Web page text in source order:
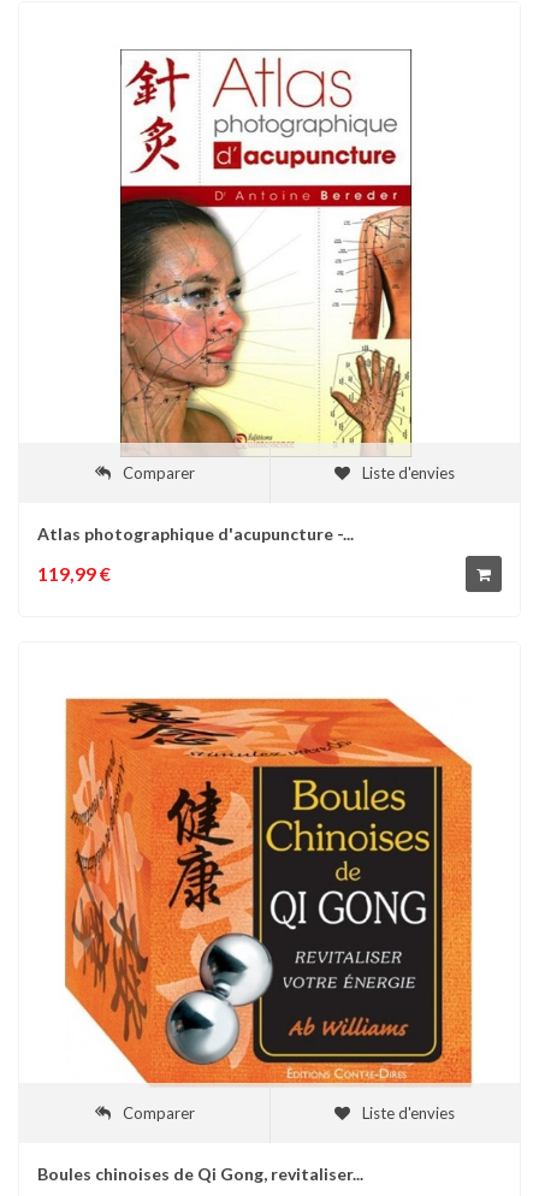
Comparer Liste d'envies
Atlas photographique d'acupuncture -...
119,99 €
Comparer Liste d'envies
Boules chinoises de Qi Gong, revitaliser...